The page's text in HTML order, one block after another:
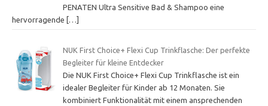
PENATEN Ultra Sensitive Bad & Shampoo eine
hervorragende
[…]
NUK First Choice+ Flexi Cup Trinkflasche: Der perfekte
Begleiter für kleine Entdecker
Die NUK First Choice+ Flexi Cup Trinkflasche ist ein
idealer Begleiter für Kinder ab 12 Monaten. Sie
kombiniert Funktionalität mit einem ansprechenden